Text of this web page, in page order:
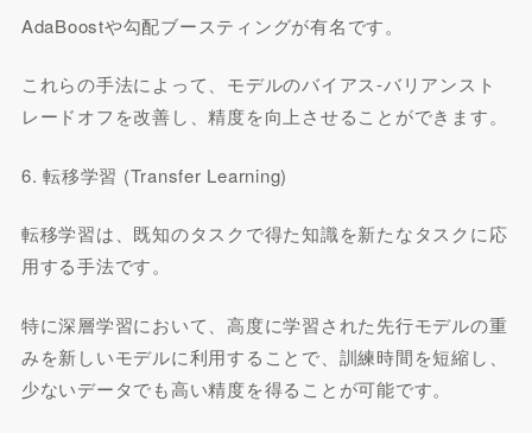
AdaBoostや勾配ブースティングが有名です。
これらの手法によって、モデルのバイアス-バリアンスト
レードオフを改善し、精度を向上させることができます。
6. 転移学習 (Transfer Learning)
転移学習は、既知のタスクで得た知識を新たなタスクに応
用する手法です。
特に深層学習において、高度に学習された先行モデルの重
みを新しいモデルに利用することで、訓練時間を短縮し、
少ないデータでも高い精度を得ることが可能です。